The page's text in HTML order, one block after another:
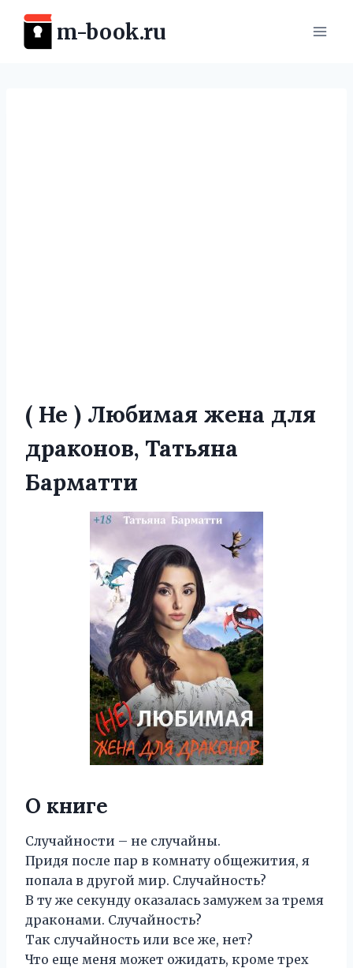
Перейти
содержимому
m-book.ru
( Не ) Любимая жена для
драконов, Татьяна
Барматти
О книге
Случайности – не случайны.
Придя после пар в комнату общежития, я
попала в другой мир. Случайность?
В ту же секунду оказалась замужем за тремя
драконами. Случайность?
Так случайность или все же, нет?
Что еще меня может ожидать, кроме трех